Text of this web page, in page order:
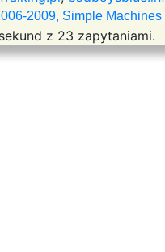
2009, Simple Machines
z 23 zapytaniami.